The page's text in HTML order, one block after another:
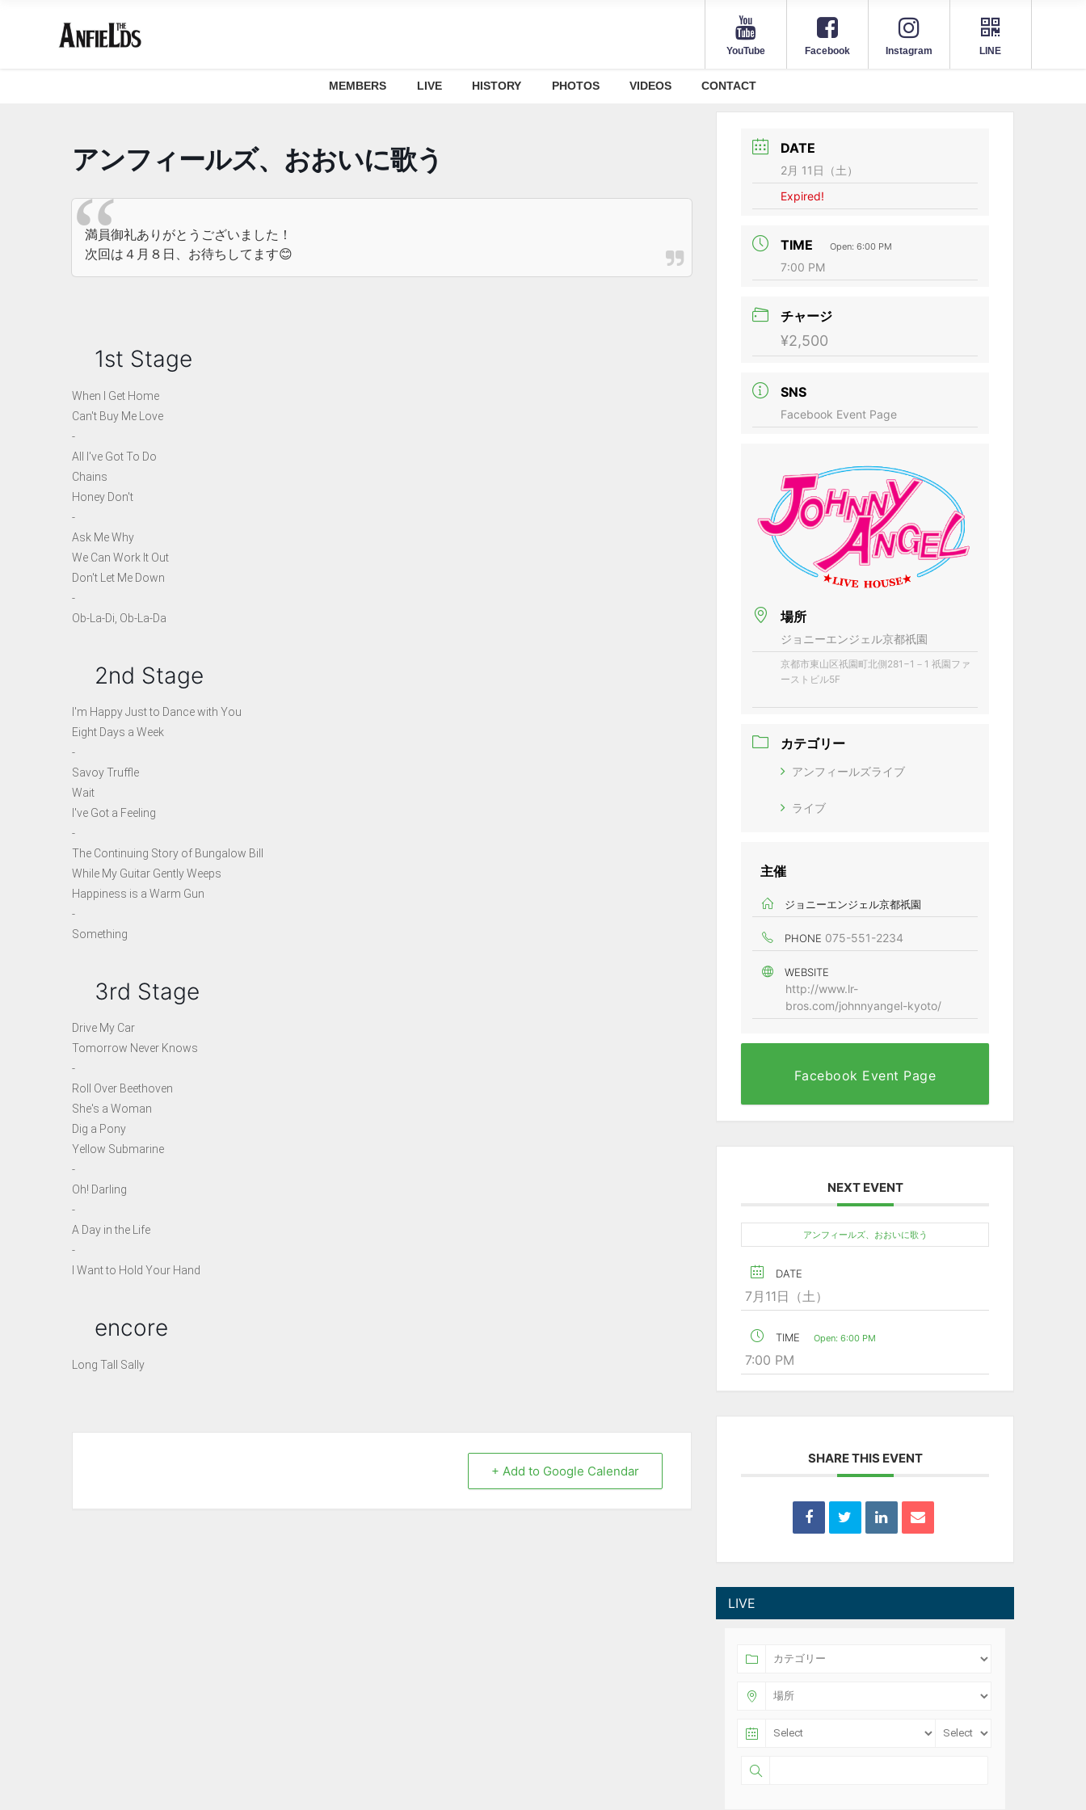
YouTube Facebook Instagram LINE
MEMBERS LIVE HISTORY PHOTOS VIDEOS CONTACT
アンフィールズ、おおいに歌う
満員御礼ありがとうございました！
次回は４月８日、お待ちしてます😊
1st Stage
When I Get Home
Can't Buy Me Love
-
All I've Got To Do
Chains
Honey Don't
-
Ask Me Why
We Can Work It Out
Don't Let Me Down
-
Ob-La-Di, Ob-La-Da
2nd Stage
I'm Happy Just to Dance with You
Eight Days a Week
-
Savoy Truffle
Wait
I've Got a Feeling
-
The Continuing Story of Bungalow Bill
While My Guitar Gently Weeps
Happiness is a Warm Gun
-
Something
3rd Stage
Drive My Car
Tomorrow Never Knows
-
Roll Over Beethoven
She's a Woman
Dig a Pony
Yellow Submarine
-
Oh! Darling
-
A Day in the Life
-
I Want to Hold Your Hand
encore
Long Tall Sally
+ Add to Google Calendar
DATE
2月 11日（土）
Expired!
TIME Open: 6:00 PM
7:00 PM
チャージ
¥2,500
SNS
Facebook Event Page
場所
ジョニーエンジェル京都祇園
京都市東山区祇園町北側281−1－1 祇園ファ
ーストビル5F
カテゴリー
アンフィールズライブ
ライブ
主催
ジョニーエンジェル京都祇園
PHONE 075-551-2234
WEBSITE
http://www.lr-
bros.com/johnnyangel-kyoto/
Facebook Event Page
NEXT EVENT
アンフィールズ、おおいに歌う
DATE
7月11日（土）
TIME Open: 6:00 PM
7:00 PM
SHARE THIS EVENT
LIVE